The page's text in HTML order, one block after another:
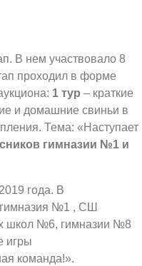
В нем участвовало 8
проходил в форме
1 тур – краткие
и домашние свиньи в
Тема: «Наступает
гимназии №1 и
года. В
гимназия №1 , СШ
№6, гимназии №8
игры
команда!».